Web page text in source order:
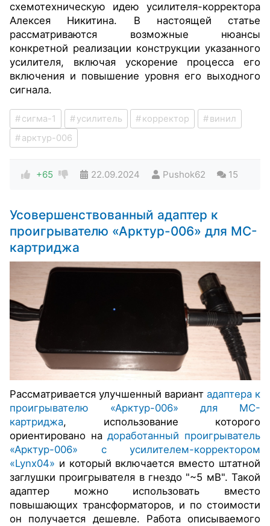
схемотехническую идею усилителя-корректора
Алексея Никитина. В настоящей статье
рассматриваются возможные нюансы
конкретной реализации конструкции указанного
усилителя, включая ускорение процесса его
включения и повышение уровня его выходного
сигнала.
сигма-1 усилитель корректор
винил
арктур-006
+65 22.09.2024 Pushok62 15
Усовершенствованный адаптер к
проигрывателю «Арктур-006» для MC-
картриджа
Рассматривается улучшенный вариант адаптера к
проигрывателю «Арктур-006» для MC-
картриджа, использование которого
ориентировано надоработанный проигрыватель
«Арктур-006» с усилителем-корректором
«Lynx04» и который включается вместо штатной
заглушки проигрывателя в гнездо "~5 мВ". Такой
адаптер можно использовать вместо
повышающих трансформаторов, и по стоимости
он получается дешевле. Работа описываемого